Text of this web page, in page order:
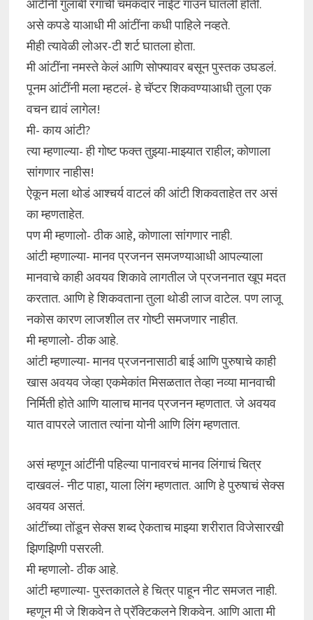
आंटींनी गुलाबी रंगाची चमकदार नाईट गाउन घातली होती.
असे कपडे याआधी मी आंटींना कधी पाहिले नव्हते.
मीही त्यावेळी लोअर-टी शर्ट घातला होता.
मी आंटींना नमस्ते केलं आणि सोफ्यावर बसून पुस्तक उघडलं.
पूनम आंटींनी मला म्हटलं- हे चॅप्टर शिकवण्याआधी तुला एक
वचन द्यावं लागेल!
मी- काय आंटी?
त्या म्हणाल्या- ही गोष्ट फक्त तुझ्या-माझ्यात राहील; कोणाला
सांगणार नाहीस!
ऐकून मला थोडं आश्चर्य वाटलं की आंटी शिकवताहेत तर असं
का म्हणताहेत.
पण मी म्हणालो- ठीक आहे, कोणाला सांगणार नाही.
आंटी म्हणाल्या- मानव प्रजनन समजण्याआधी आपल्याला
मानवाचे काही अवयव शिकावे लागतील जे प्रजननात खूप मदत
करतात. आणि हे शिकवताना तुला थोडी लाज वाटेल. पण लाजू
नकोस कारण लाजशील तर गोष्टी समजणार नाहीत.
मी म्हणालो- ठीक आहे.
आंटी म्हणाल्या- मानव प्रजननासाठी बाई आणि पुरुषाचे काही
खास अवयव जेव्हा एकमेकांत मिसळतात तेव्हा नव्या मानवाची
निर्मिती होते आणि यालाच मानव प्रजनन म्हणतात. जे अवयव
यात वापरले जातात त्यांना योनी आणि लिंग म्हणतात.
असं म्हणून आंटींनी पहिल्या पानावरचं मानव लिंगाचं चित्र
दाखवलं- नीट पाहा, याला लिंग म्हणतात. आणि हे पुरुषाचं सेक्स
अवयव असतं.
आंटींच्या तोंडून सेक्स शब्द ऐकताच माझ्या शरीरात विजेसारखी
झिणझिणी पसरली.
मी म्हणालो- ठीक आहे.
आंटी म्हणाल्या- पुस्तकातले हे चित्र पाहून नीट समजत नाही.
म्हणून मी जे शिकवेन ते प्रॅक्टिकलने शिकवेन. आणि आता मी